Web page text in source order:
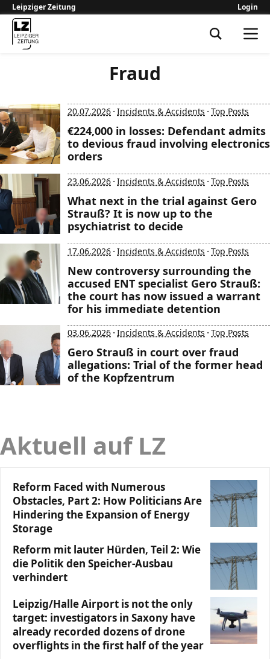
Leipziger Zeitung Login
Fraud
20.07.2026 · Incidents & Accidents · Top Posts
€224,000 in losses: Defendant admits
to devious fraud involving electronics
orders
23.06.2026 · Incidents & Accidents · Top Posts
What next in the trial against Gero
Strauß? It is now up to the
psychiatrist to decide
17.06.2026 · Incidents & Accidents · Top Posts
New controversy surrounding the
accused ENT specialist Gero Strauß:
the court has now issued a warrant
for his immediate detention
03.06.2026 · Incidents & Accidents · Top Posts
Gero Strauß in court over fraud
allegations: Trial of the former head
of the Kopfzentrum
Aktuell auf LZ
Reform Faced with Numerous
Obstacles, Part 2: How Politicians Are
Hindering the Expansion of Energy
Storage
Reform mit lauter Hürden, Teil 2: Wie
die Politik den Speicher-Ausbau
verhindert
Leipzig/Halle Airport is not the only
target: investigators in Saxony have
already recorded dozens of drone
overflights in the first half of the year